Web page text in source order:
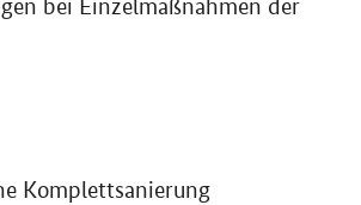
bei Einzelmaßnahmen der
Komplettsanierung